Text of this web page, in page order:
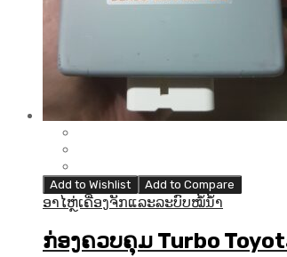
Add to Wishlist Add to Compare
ອາໄຫຼ່ເຄື່ອງຈັກແລະລະບົບໝໍ້ນ້ຳ
ກ່ອງຄວບຄຸມ Turbo